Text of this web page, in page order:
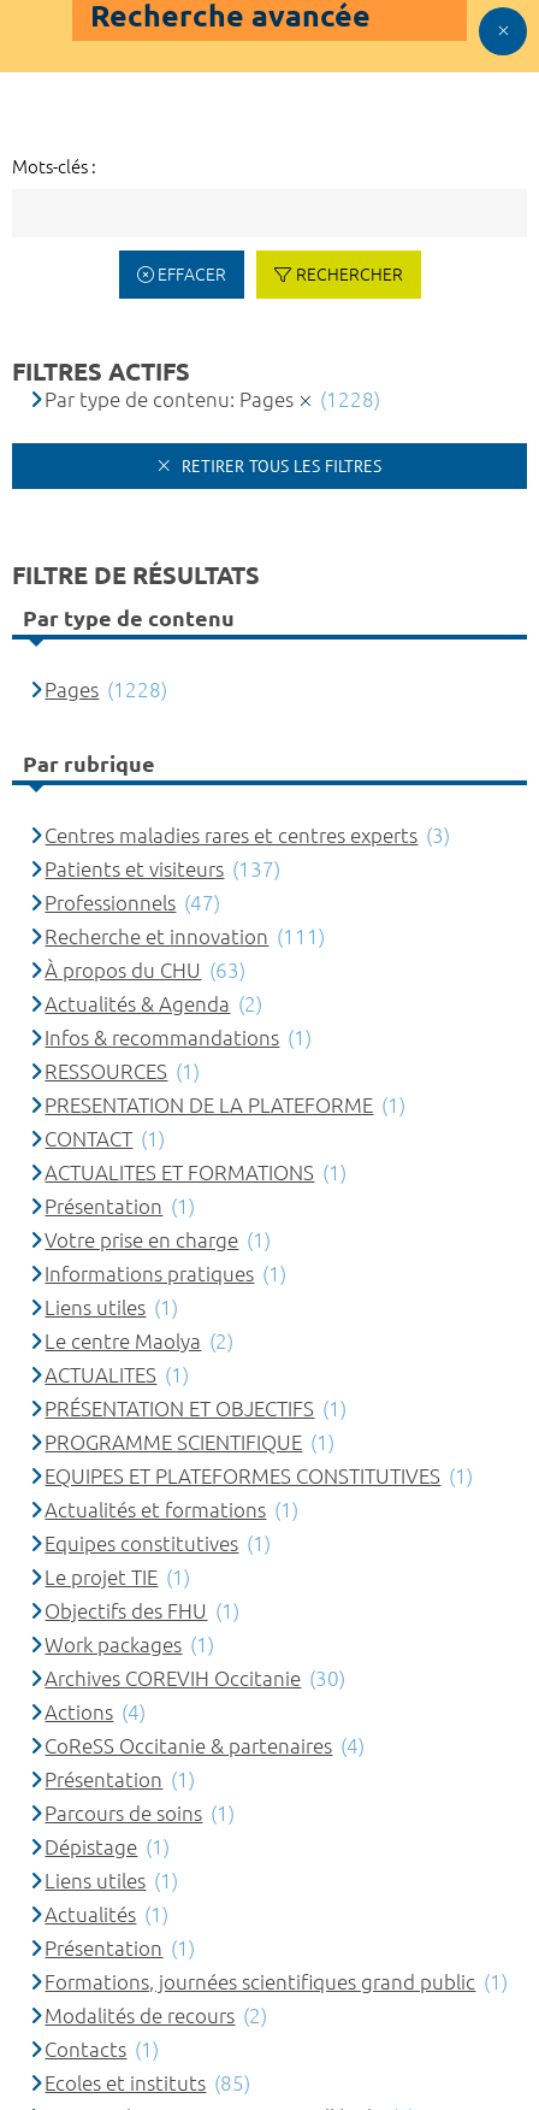
Recherche avancée
Mots-clés :
EFFACER RECHERCHER
FILTRES ACTIFS
Par type de contenu: Pages (1228)
RETIRER TOUS LES FILTRES
FILTRE DE RÉSULTATS
Par type de contenu
Pages (1228)
Par rubrique
Centres maladies rares et centres experts (3)
Patients et visiteurs (137)
Professionnels (47)
Recherche et innovation (111)
À propos du CHU (63)
Actualités & Agenda (2)
Infos & recommandations (1)
RESSOURCES (1)
PRESENTATION DE LA PLATEFORME (1)
CONTACT (1)
ACTUALITES ET FORMATIONS (1)
Présentation (1)
Votre prise en charge (1)
Informations pratiques (1)
Liens utiles (1)
Le centre Maolya (2)
ACTUALITES (1)
PRÉSENTATION ET OBJECTIFS (1)
PROGRAMME SCIENTIFIQUE (1)
EQUIPES ET PLATEFORMES CONSTITUTIVES (1)
Actualités et formations (1)
Equipes constitutives (1)
Le projet TIE (1)
Objectifs des FHU (1)
Work packages (1)
Archives COREVIH Occitanie (30)
Actions (4)
CoReSS Occitanie & partenaires (4)
Présentation (1)
Parcours de soins (1)
Dépistage (1)
Liens utiles (1)
Actualités (1)
Présentation (1)
Formations, journées scientifiques grand public (1)
Modalités de recours (2)
Contacts (1)
Ecoles et instituts (85)